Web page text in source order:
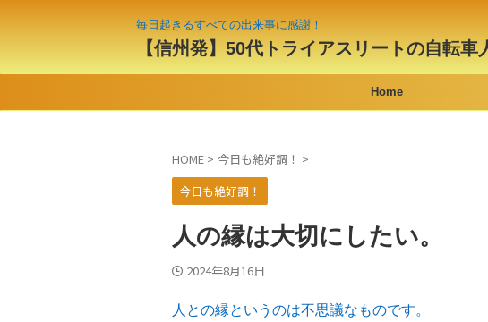
毎日起きるすべての出来事に感謝！
【信州発】50代トライアスリートの自転車
Home
HOME > 今日も絶好調！ >
今日も絶好調！
人の縁は大切にしたい。
2024年8月16日
人との縁というのは不思議なものです。